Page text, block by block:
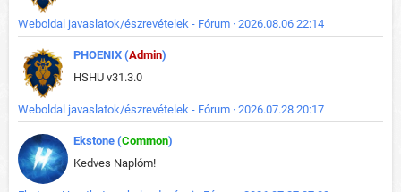
Weboldal javaslatok/észrevételek - Fórum · 2026.08.06 22:14
PHOENIX (Admin)
HSHU v31.3.0
Weboldal javaslatok/észrevételek - Fórum · 2026.07.28 20:17
Ekstone (Common)
Kedves Naplóm!